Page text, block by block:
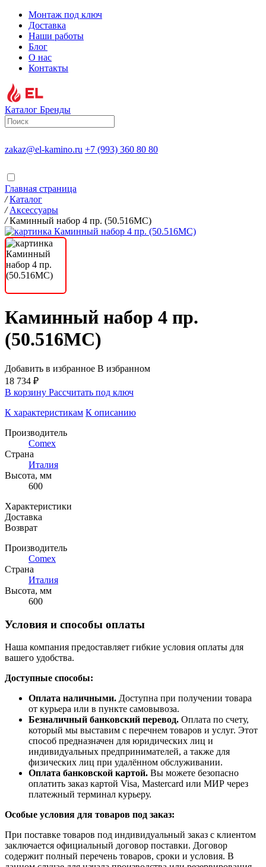
Монтаж под ключ
Доставка
Наши работы
Блог
О нас
Контакты
Каталог Бренды
zakaz@el-kamino.ru +7 (993) 360 80 80
Главная страница
/ Каталог
/ Аксессуары
/ Каминный набор 4 пр. (50.516MC)
Каминный набор 4 пр.
(50.516MC)
Добавить в избранное В избранном
18 734 ₽
В корзину Рассчитать под ключ
К характеристикам К описанию
Производитель
Comex
Страна
Италия
Высота, мм
600
Характеристики
Доставка
Возврат
Производитель
Comex
Страна
Италия
Высота, мм
600
Условия и способы оплаты
Наша компания предоставляет гибкие условия оплаты для
вашего удобства.
Доступные способы:
Оплата наличными. Доступна при получении товара
от курьера или в пункте самовывоза.
Безналичный банковский перевод. Оплата по счету,
который мы выставим с перечнем товаров и услуг. Этот
способ предназначен для юридических лиц и
индивидуальных предпринимателей, а также для
физических лиц при удалённом обслуживании.
Оплата банковской картой. Вы можете безопасно
оплатить заказ картой Visa, Mastercard или МИР через
платежный терминал курьеру.
Особые условия для товаров под заказ:
При поставке товаров под индивидуальный заказ с клиентом
заключается официальный договор поставки. Договор
содержит полный перечень товаров, сроки и условия. В